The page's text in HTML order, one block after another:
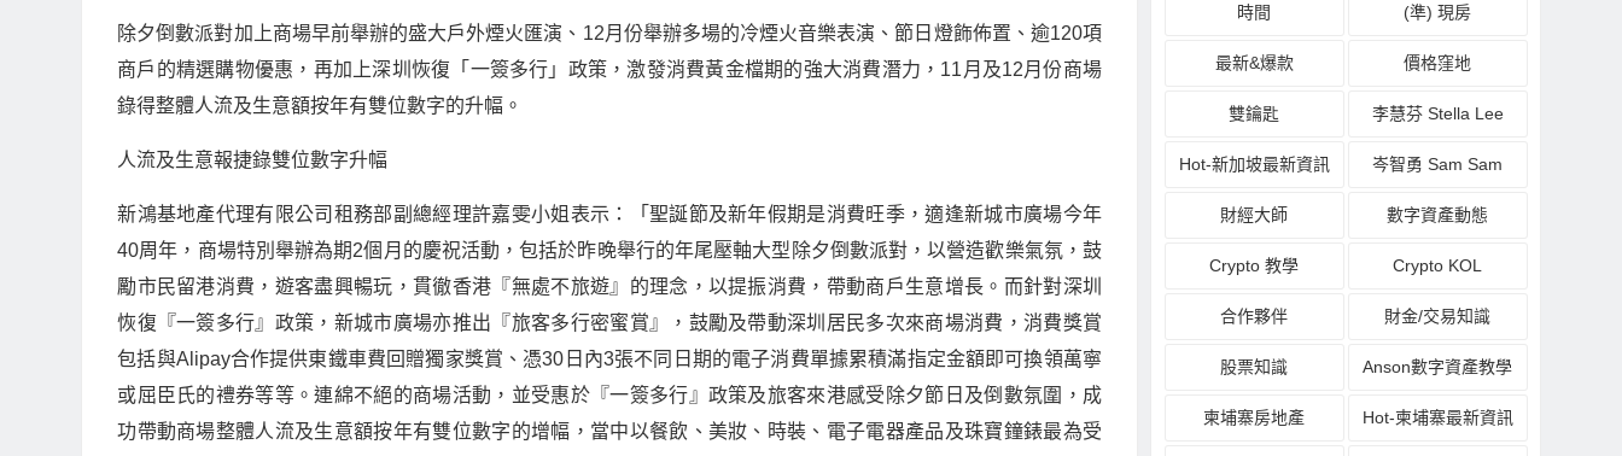
除夕倒數派對加上商場早前舉辦的盛大戶外煙火匯演、 12月份舉辦多場的冷煙火音樂表演、節日燈飾佈置、逾120項
商戶的精選購物優惠，再加上深圳恢復「一簽多行」政策，激發消費黃金檔期的強大消費潛力， 11 月及12月份商場
錄得整體人流及生意額按年有雙位數字的升幅。
人流及生意報捷錄雙位數字升幅
新鴻基地產代理有限公司租務部副總經理許嘉雯小姐表示：「聖誕節及新年假期是消費旺季，適逢新城市廣場今年
40周年，商場特別舉辦為期2個月的慶祝活動，包括於昨晚舉行的年尾壓軸大型除夕倒數派對，以營造歡樂氣氛，鼓
勵市民留港消費，遊客盡興暢玩，貫徹香港『無處不旅遊』的理念，以提振消費，帶動商戶生意增長。而針對深圳
恢復『一簽多行』政策，新城市廣場亦推出『旅客多行密蜜賞』，鼓勵及帶動深圳居民多次來商場消費，消費獎賞
包括與Alipay合作提供東鐵車費回贈獨家獎賞、憑30 日內3張不同日期的電子消費單據累積滿指定金額即可換領萬寧
或屈臣氏的禮券等等。連綿不絕的商場活動，並受惠於『一簽多行』政策及旅客來港感受除夕節日及倒數氛圍，成
功帶動商場整體人流及生意額按年有雙位數字的增幅，當中以餐飲、美妝、時裝、電子電器產品及珠寶鐘錶最為受
時間 (準) 現房
最新&爆款 價格窪地
雙鑰匙 李慧芬 Stella Lee
Hot-新加坡最新資訊 岑智勇 Sam Sam
財經大師 數字資產動態
Crypto 教學 Crypto KOL
合作夥伴 財金/交易知識
股票知識 Anson數字資產教學
柬埔寨房地產 Hot-柬埔寨最新資訊